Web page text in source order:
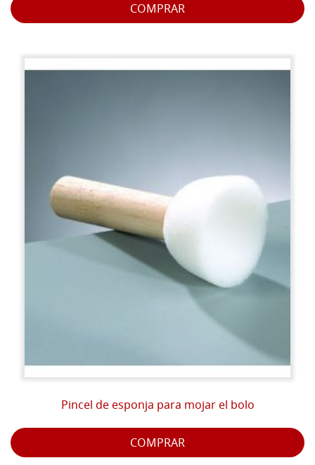
COMPRAR
Pincel de esponja para mojar el bolo
COMPRAR